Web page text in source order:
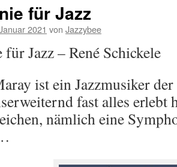
für Jazz
2021 von Jazzybee
Jazz – René Schickele
ist ein Jazzmusiker
fast alles erlebt
nämlich eine